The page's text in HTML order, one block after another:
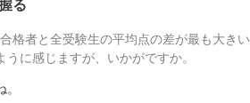
る
格者と全受験生の平均点の差が最も大きい
に感じますが、いかがですか。